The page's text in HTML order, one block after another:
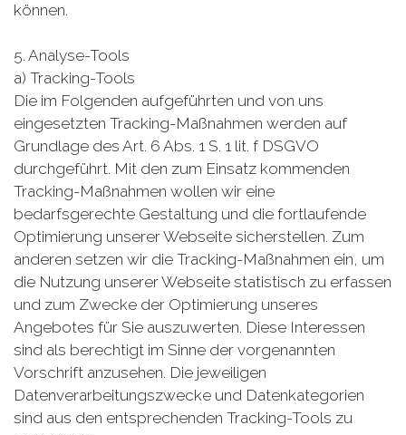
können.
5. Analyse-Tools
a) Tracking-Tools
Die im Folgenden aufgeführten und von uns
eingesetzten Tracking-Maßnahmen werden auf
Grundlage des Art. 6 Abs. 1 S. 1 lit. f DSGVO
durchgeführt. Mit den zum Einsatz kommenden
Tracking-Maßnahmen wollen wir eine
bedarfsgerechte Gestaltung und die fortlaufende
Optimierung unserer Webseite sicherstellen. Zum
anderen setzen wir die Tracking-Maßnahmen ein, um
die Nutzung unserer Webseite statistisch zu erfassen
und zum Zwecke der Optimierung unseres
Angebotes für Sie auszuwerten. Diese Interessen
sind als berechtigt im Sinne der vorgenannten
Vorschrift anzusehen. Die jeweiligen
Datenverarbeitungszwecke und Datenkategorien
sind aus den entsprechenden Tracking-Tools zu